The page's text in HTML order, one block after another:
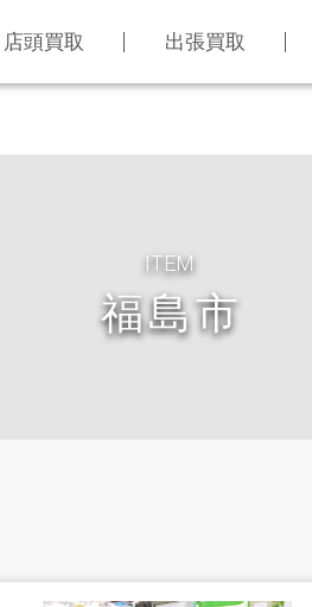
店頭買取 出張買取
ITEM
福島市